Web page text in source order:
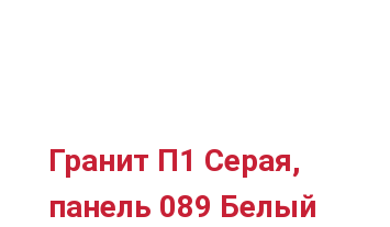
Гранит П1 Серая,
панель 089 Белый